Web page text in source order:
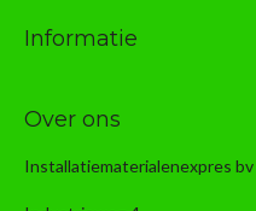
Informatie
Over ons
Installatiematerialenexpres bv